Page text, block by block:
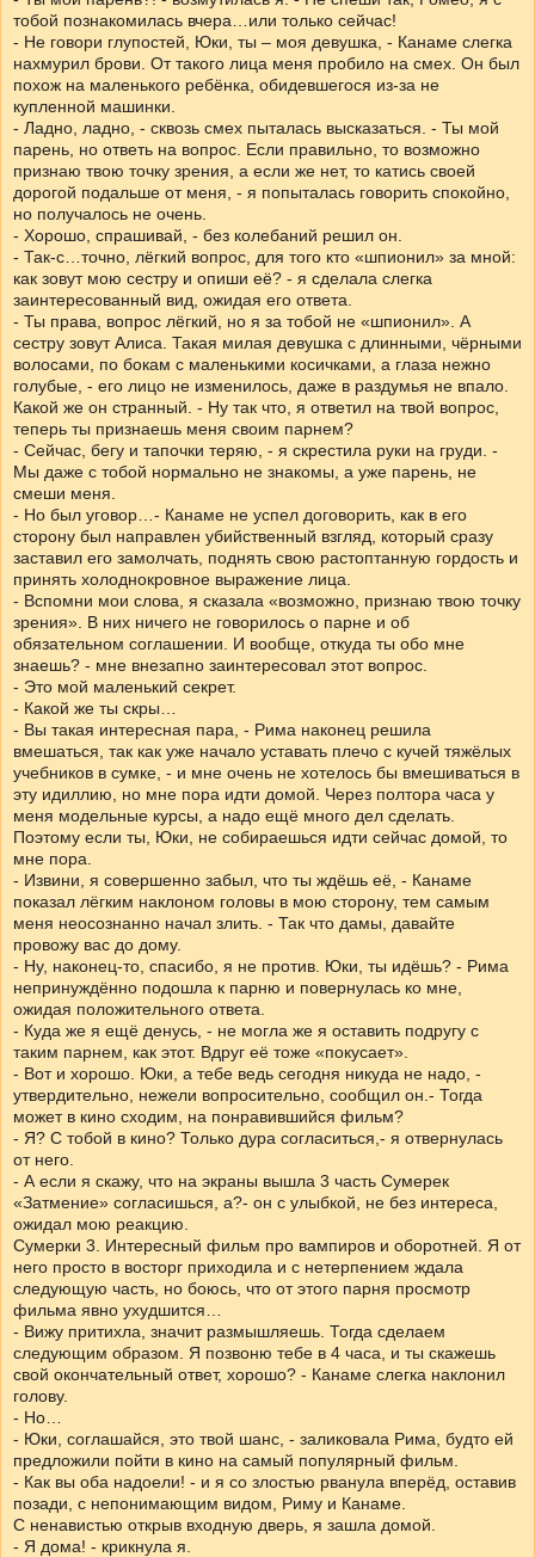
тобой познакомилась вчера…или только сейчас!
- Не говори глупостей, Юки, ты – моя девушка, - Канаме слегка
нахмурил брови. От такого лица меня пробило на смех. Он был
похож на маленького ребёнка, обидевшегося из-за не
купленной машинки.
- Ладно, ладно, - сквозь смех пыталась высказаться. - Ты мой
парень, но ответь на вопрос. Если правильно, то возможно
признаю твою точку зрения, а если же нет, то катись своей
дорогой подальше от меня, - я попыталась говорить спокойно,
но получалось не очень.
- Хорошо, спрашивай, - без колебаний решил он.
- Так-с…точно, лёгкий вопрос, для того кто «шпионил» за мной:
как зовут мою сестру и опиши её? - я сделала слегка
заинтересованный вид, ожидая его ответа.
- Ты права, вопрос лёгкий, но я за тобой не «шпионил». А
сестру зовут Алиса. Такая милая девушка с длинными, чёрными
волосами, по бокам с маленькими косичками, а глаза нежно
голубые, - его лицо не изменилось, даже в раздумья не впало.
Какой же он странный. - Ну так что, я ответил на твой вопрос,
теперь ты признаешь меня своим парнем?
- Сейчас, бегу и тапочки теряю, - я скрестила руки на груди. -
Мы даже с тобой нормально не знакомы, а уже парень, не
смеши меня.
- Но был уговор…- Канаме не успел договорить, как в его
сторону был направлен убийственный взгляд, который сразу
заставил его замолчать, поднять свою растоптанную гордость и
принять холоднокровное выражение лица.
- Вспомни мои слова, я сказала «возможно, признаю твою точку
зрения». В них ничего не говорилось о парне и об
обязательном соглашении. И вообще, откуда ты обо мне
знаешь? - мне внезапно заинтересовал этот вопрос.
- Это мой маленький секрет.
- Какой же ты скры…
- Вы такая интересная пара, - Рима наконец решила
вмешаться, так как уже начало уставать плечо с кучей тяжёлых
учебников в сумке, - и мне очень не хотелось бы вмешиваться в
эту идиллию, но мне пора идти домой. Через полтора часа у
меня модельные курсы, а надо ещё много дел сделать.
Поэтому если ты, Юки, не собираешься идти сейчас домой, то
мне пора.
- Извини, я совершенно забыл, что ты ждёшь её, - Канаме
показал лёгким наклоном головы в мою сторону, тем самым
меня неосознанно начал злить. - Так что дамы, давайте
провожу вас до дому.
- Ну, наконец-то, спасибо, я не против. Юки, ты идёшь? - Рима
непринуждённо подошла к парню и повернулась ко мне,
ожидая положительного ответа.
- Куда же я ещё денусь, - не могла же я оставить подругу с
таким парнем, как этот. Вдруг её тоже «покусает».
- Вот и хорошо. Юки, а тебе ведь сегодня никуда не надо, -
утвердительно, нежели вопросительно, сообщил он.- Тогда
может в кино сходим, на понравившийся фильм?
- Я? С тобой в кино? Только дура согласиться,- я отвернулась
от него.
- А если я скажу, что на экраны вышла 3 часть Сумерек
«Затмение» согласишься, а?- он с улыбкой, не без интереса,
ожидал мою реакцию.
Сумерки 3. Интересный фильм про вампиров и оборотней. Я от
него просто в восторг приходила и с нетерпением ждала
следующую часть, но боюсь, что от этого парня просмотр
фильма явно ухудшится…
- Вижу притихла, значит размышляешь. Тогда сделаем
следующим образом. Я позвоню тебе в 4 часа, и ты скажешь
свой окончательный ответ, хорошо? - Канаме слегка наклонил
голову.
- Но…
- Юки, соглашайся, это твой шанс, - заликовала Рима, будто ей
предложили пойти в кино на самый популярный фильм.
- Как вы оба надоели! - и я со злостью рванула вперёд, оставив
позади, с непонимающим видом, Риму и Канаме.
С ненавистью открыв входную дверь, я зашла домой.
- Я дома! - крикнула я.